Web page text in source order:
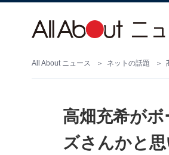
All About ニュース ネットの話題
高畑充希が
ズさんかと思